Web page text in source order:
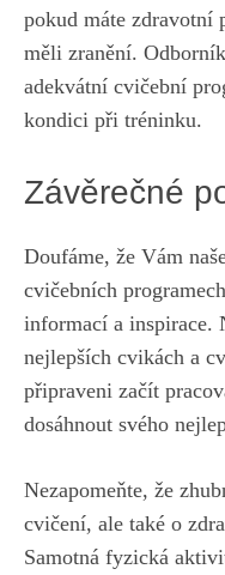
pokud máte zdravotní
měli zranění.
adekvátní cvičební
kondici při tréninku.
Závěrečné‌
Doufáme, že Vám
cvičebních
‍informací⁢ a inspirace.
nejlepších cvikách a
‍připraveni ⁢začít‌
dosáhnout svého
Nezapomeňte,⁢ že
cvičení, ale také o
‍Samotná fyzická